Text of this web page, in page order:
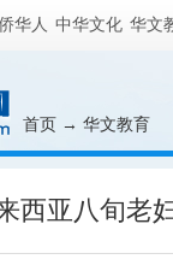
华人 中华文化 华文
首页 → 华文教育
西亚八旬老